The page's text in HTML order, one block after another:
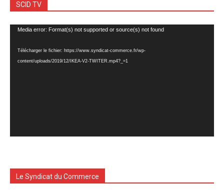
SCID TV
Lecteur
Media error: Format(s) not supported or source(s) not found
Télécharger le fichier: https://www.syndicat-commerce.fr/wp-
content/uploads/2019/12/IKEA-V2-TWITER.mp4?_=1
Le Syndicat du Commerce